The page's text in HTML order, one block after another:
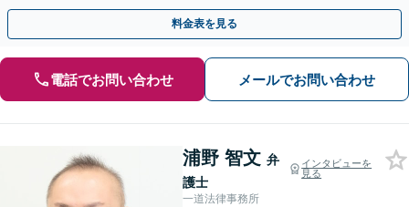
説明しますので、お困りの際は一度ご相談ください。
料金表を見る
電話でお問い合わせ メールでお問い合わせ
浦野 智文 弁
護士
インタビューを
見る
一道法律事務所